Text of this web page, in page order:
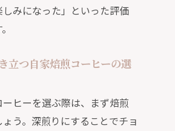
みになった」といった評価
立つ自家焙煎コーヒーの選
ヒーを選ぶ際は、まず焙煎
う。深煎りにすることでチョ